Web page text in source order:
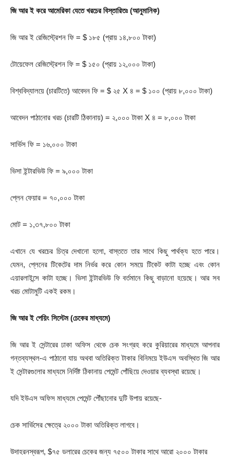
জি আর ই করে আমেরিকা যেতে খরচের বিস্তারিতঃ (আনুমানিক)
জি আর ই রেজিস্ট্রেশন ফি = $ ১৮৫ (প্রায় ১৪,৮০০ টাকা)
টোয়েফেল রেজিস্ট্রেশন ফি = $ ১৫০ (প্রায় ১২,০০০ টাকা)
বিশ্ববিদ্যালয়ে (চারটিতে) আবেদন ফি = $ ২৫ X ৪ = $ ১০০ (প্রায় ৮,০০০ টাকা)
আবেদন পাঠানোর খরচ (চারটি ঠিকানায়) = ২,০০০ টাকা X ৪ = ৮,০০০ টাকা
সার্ভিস ফি = ১৬,০০০ টাকা
ভিসা ইন্টারভিউ ফি = ৯,০০০ টাকা
প্লেন ফেয়ার = ৭০,০০০ টাকা
মোট = ১,৩৭,৮০০ টাকা
এখানে যে খরচের চিত্র দেখানো হলো, বাস্ততে তার সাথে কিছু পার্থক্য হতে পারে।
যেমন, প্লেনের টিকেটের দাম নির্ভর করে কোন সময়ে টিকেট কাটা হচ্ছে এবং কোন
এয়ারলাইন্সে কাটা হচ্ছে। ভিসা ইন্টারভিউ ফি বর্তমানে কিছু বাড়ানো হয়েছে। আর সব
খরচ মোটামুটি একই রকম।
জি আর ই পেয়িং সিস্টেম (চেকের মাধ্যমে)
জি আর ই সেন্টারের ঢাকা অফিস থেকে চেক সংগ্রহ করে কুরিয়ারের মাধ্যমে আপনার
গন্তব্যস্থল-এ পাঠানো যায় অথবা অতিরিক্ত টাকার বিনিময়ে ইউএস অবস্থিত জি আর
ই সেন্টারগুলোর মাধ্যমে নির্দিষ্ট ঠিকানায় পেমেন্ট পোঁছিয়ে দেওয়ার ব্যবস্থা রয়েছে।
যদি ইউএস অফিস মাধ্যমে পেমেন্ট পৌঁছানোর দুটি উপায় রয়েছে-
চেক সার্ভিসের ক্ষেত্রে ২০০০ টাকা অতিরিক্ত লাগবে।
উদাহরনস্বরূপ, $৭৫ ডলারের চেকের জন্য ৭৫০০ টাকার সাথে আরো ২০০০ টাকার